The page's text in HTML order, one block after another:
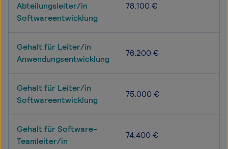
Abteilungsleiter/in
Softwareentwicklung
78.100 €
Gehalt für Leiter/in
Anwendungsentwicklung
76.200 €
Gehalt für Leiter/in
Softwareentwicklung
75.000 €
Gehalt für Software-
Teamleiter/in
74.400 €